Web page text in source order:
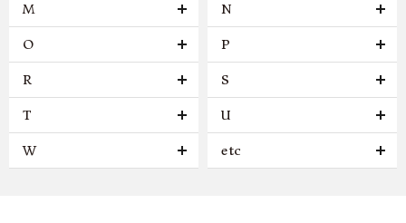
M N
O P
R S
T U
W etc